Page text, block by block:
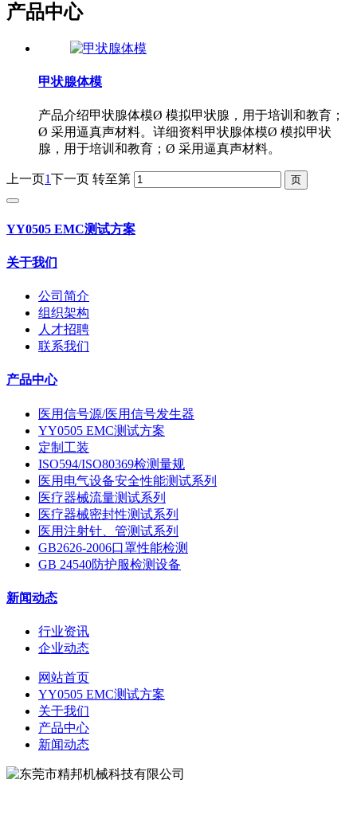
产品中心
甲状腺体模
产品介绍甲状腺体模Ø 模拟甲状腺，用于培训和教育；
Ø 采用逼真声材料。详细资料甲状腺体模Ø 模拟甲状
腺，用于培训和教育；Ø 采用逼真声材料。
上一页1下一页 转至第
YY0505 EMC测试方案
关于我们
公司简介
组织架构
人才招聘
联系我们
产品中心
医用信号源/医用信号发生器
YY0505 EMC测试方案
定制工装
ISO594/ISO80369检测量规
医用电气设备安全性能测试系列
医疗器械流量测试系列
医疗器械密封性测试系列
医用注射针、管测试系列
GB2626-2006口罩性能检测
GB 24540防护服检测设备
新闻动态
行业资讯
企业动态
网站首页
YY0505 EMC测试方案
关于我们
产品中心
新闻动态